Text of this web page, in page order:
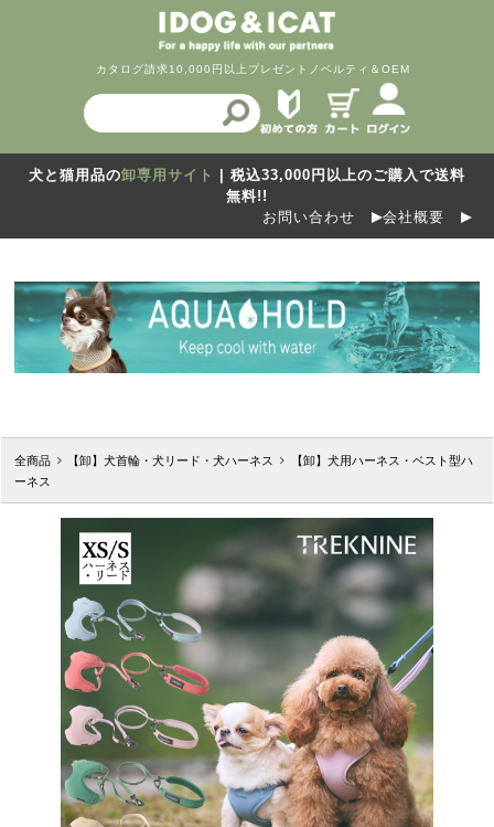
カタログ請求10,000円以上プレゼント ノベルティ＆OEM
犬と猫用品の卸専用サイト
| 税込33,000円以上のご購入で送料
無料!!
お問い合わせ
会社概要
全商品 【卸】犬首輪・犬リード・犬ハーネス
【卸】犬用ハーネス・ベスト型ハ
ーネス